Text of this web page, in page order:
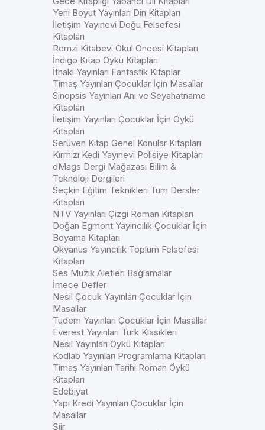
Yeni Boyut Yayınları Din Kitapları
İletişim Yayınevi Doğu Felsefesi
Kitapları
Remzi Kitabevi Okul Öncesi Kitapları
İndigo Kitap Öykü Kitapları
İthaki Yayınları Fantastik Kitaplar
Timaş Yayınları Çocuklar İçin Masallar
Sinopsis Yayınları Anı ve Seyahatname
Kitapları
İletişim Yayınları Çocuklar İçin Öykü
Kitapları
Serüven Kitap Genel Konular Kitapları
Kırmızı Kedi Yayınevi Polisiye Kitapları
dMags Dergi Mağazası Bilim &
Teknoloji Dergileri
Seçkin Eğitim Teknikleri Tüm Dersler
Kitapları
NTV Yayınları Çizgi Roman Kitapları
Doğan Egmont Yayıncılık Çocuklar İçin
Boyama Kitapları
Okyanus Yayıncılık Toplum Felsefesi
Kitapları
Ses Müzik Aletleri Bağlamalar
İmece Defler
Nesil Çocuk Yayınları Çocuklar İçin
Masallar
Tudem Yayınları Çocuklar İçin Masallar
Everest Yayınları Türk Klasikleri
Nesil Yayınları Öykü Kitapları
Kodlab Yayınları Programlama Kitapları
Timaş Yayınları Tarihi Roman Öykü
Kitapları
Edebiyat
Yapı Kredi Yayınları Çocuklar İçin
Masallar
Şiir